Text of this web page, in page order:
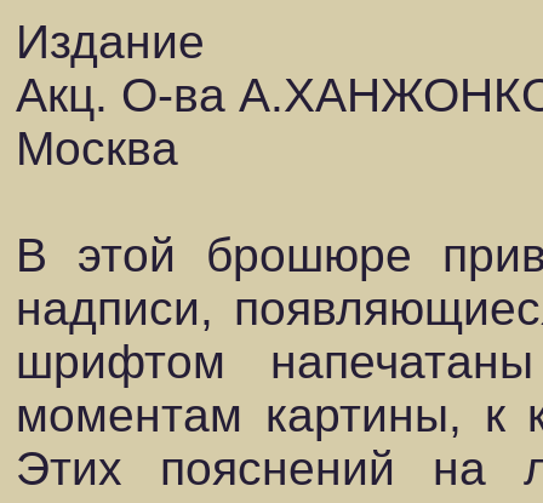
Издание
Акц. О-ва
Москва
В этой брошюре
надписи,
шрифтом
моментам картины, к
Этих пояснений на